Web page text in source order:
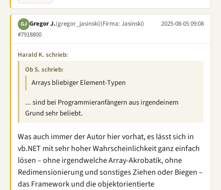
GJ Gregor J.(gregor_jasinski)(Firma: Jasinski)
2025-08-05 09:08
#7918800
Harald K. schrieb:
Ob S. schrieb:
Arrays bliebiger Element-Typen
... sind bei Programmieranfängern aus irgendeinem
Grund sehr beliebt.
Was auch immer der Autor hier vorhat, es lässt sich in
vb.NET mit sehr hoher Wahrscheinlichkeit ganz einfach
lösen – ohne irgendwelche Array-Akrobatik, ohne
Redimensionierung und sonstiges Ziehen oder Biegen –
das Framework und die objektorientierte